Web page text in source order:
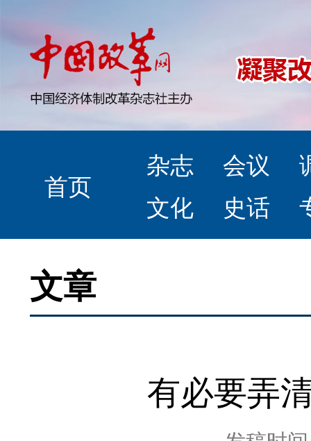
首页
杂志 会议
文化
史话
文章
有必要弄